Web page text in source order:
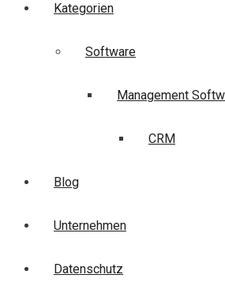
Kategorien
Software
Management
CRM
Blog
Unternehmen
Datenschutz